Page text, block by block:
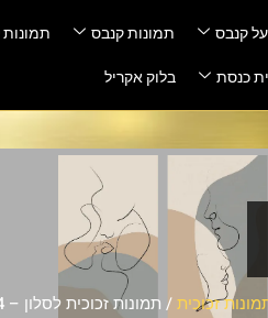
קנבס תמונות קנבס
כנסת בלוק אקריל
זכוכית/ תמונות זכוכית לסלון – e-004